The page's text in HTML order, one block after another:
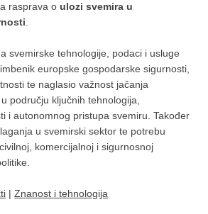
rasprava oulozi svemira u
svemirske tehnologije, podaci i usluge
europske gospodarske sigurnosti,
te naglasio važnost jačanja
području ključnih tehnologija,
i autonomnog pristupa svemiru. Također
u svemirski sektor te potrebu
komercijalnoj i sigurnosnoj
|Znanost i tehnologija